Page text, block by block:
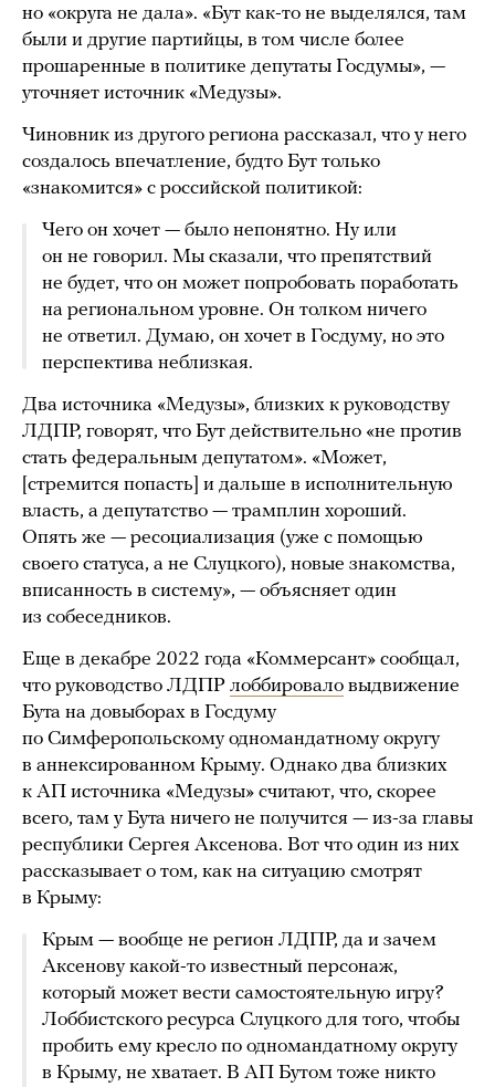
но «округа не дала». «Бут как-то не выделялся, там
были и другие партийцы, в том числе более
прошаренные в политике депутаты Госдумы», —
уточняет источник «Медузы».
Чиновник из другого региона рассказал, что у него
создалось впечатление, будто Бут только
«знакомится» с российской политикой:
Чего он хочет — было непонятно. Ну или
он не говорил. Мы сказали, что препятствий
не будет, что он может попробовать поработать
на региональном уровне. Он толком ничего
не ответил. Думаю, он хочет в Госдуму, но это
перспектива неблизкая.
Два источника «Медузы», близких к руководству
ЛДПР, говорят, что Бут действительно «не против
стать федеральным депутатом». «Может,
[стремится попасть] и дальше в исполнительную
власть, а депутатство — трамплин хороший.
Опять же — ресоциализация (уже с помощью
своего статуса, а не Слуцкого), новые знакомства,
вписанность в систему», — объясняет один
из собеседников.
Еще в декабре 2022 года «Коммерсант» сообщал,
что руководство ЛДПР лоббировало выдвижение
Бута на довыборах в Госдуму
по Симферопольскому одномандатному округу
в аннексированном Крыму. Однако два близких
к АП источника «Медузы» считают, что, скорее
всего, там у Бута ничего не получится — из-за главы
республики Сергея Аксенова. Вот что один из них
рассказывает о том, как на ситуацию смотрят
в Крыму:
Крым — вообще не регион ЛДПР, да и зачем
Аксенову какой-то известный персонаж,
который может вести самостоятельную игру?
Лоббистского ресурса Слуцкого для того, чтобы
пробить ему кресло по одномандатному округу
в Крыму, не хватает. В АП Бутом тоже никто